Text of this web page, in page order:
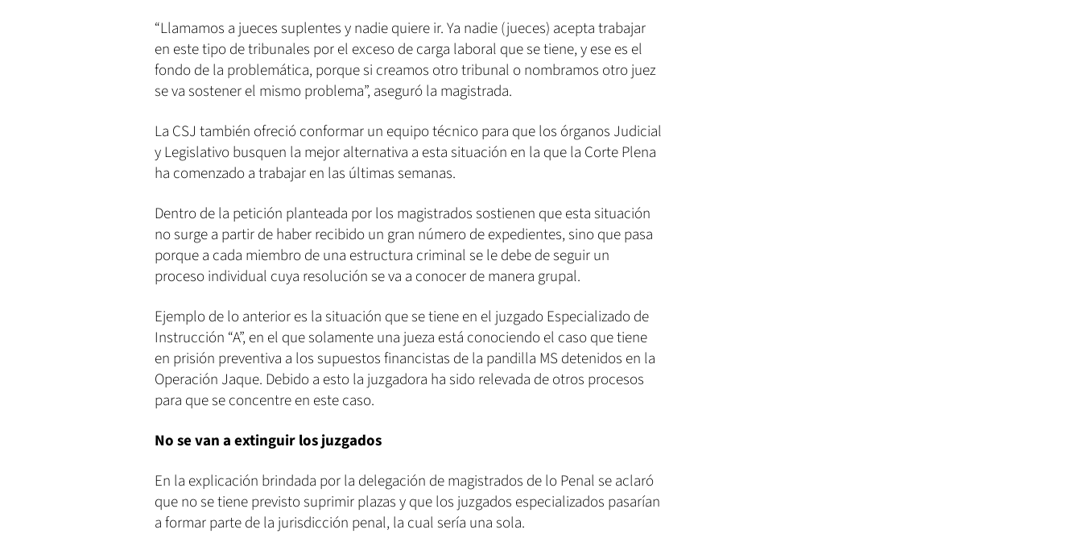
“Llamamos a jueces suplentes y nadie quiere ir. Ya nadie (jueces) acepta trabajar
en este tipo de tribunales por el exceso de carga laboral que se tiene, y ese es el
fondo de la problemática, porque si creamos otro tribunal o nombramos otro juez
se va sostener el mismo problema”, aseguró la magistrada.
La CSJ también ofreció conformar un equipo técnico para que los órganos Judicial
y Legislativo busquen la mejor alternativa a esta situación en la que la Corte Plena
ha comenzado a trabajar en las últimas semanas.
Dentro de la petición planteada por los magistrados sostienen que esta situación
no surge a partir de haber recibido un gran número de expedientes, sino que pasa
porque a cada miembro de una estructura criminal se le debe de seguir un
proceso individual cuya resolución se va a conocer de manera grupal.
Ejemplo de lo anterior es la situación que se tiene en el juzgado Especializado de
Instrucción “A”, en el que solamente una jueza está conociendo el caso que tiene
en prisión preventiva a los supuestos financistas de la pandilla MS detenidos en la
Operación Jaque. Debido a esto la juzgadora ha sido relevada de otros procesos
para que se concentre en este caso.
No se van a extinguir los juzgados
En la explicación brindada por la delegación de magistrados de lo Penal se aclaró
que no se tiene previsto suprimir plazas y que los juzgados especializados pasarían
a formar parte de la jurisdicción penal, la cual sería una sola.